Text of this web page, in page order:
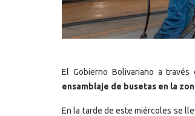
El Gobierno Bolivariano a través
ensamblaje de busetas en la
En la tarde de este miércoles se